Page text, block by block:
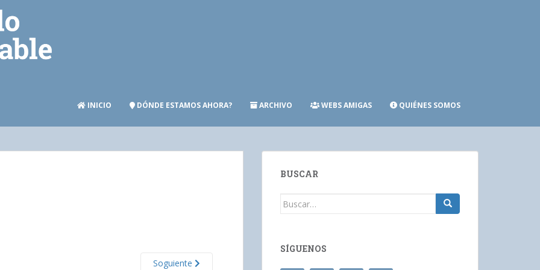
INICIO DÓNDE ESTAMOS AHORA? ARCHIVO WEBS AMIGAS QUIÉNES SOMOS
Soguiente
BUSCAR
Buscar:
SÍGUENOS